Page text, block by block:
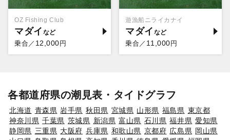
OZ Fishing Club
マダイ
乗合／ 12,000円
遊漁船ニライカナイ
マダイ
乗合／ 11,000円
各都道府県の潮見表・タイドグラフ
北海道 青森県 岩手県 秋田県 宮城県 山形県 福島県 東京都
神奈川県 千葉県 茨城県 新潟県 富山県 石川県 福井県 愛知県
静岡県 三重県 大阪府 兵庫県 和歌山県 京都府 広島県 岡山県